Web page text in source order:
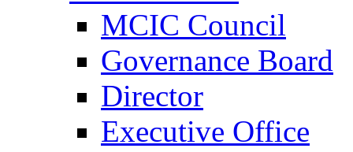
MCIC Council
Governance Board
Director
Executive Office